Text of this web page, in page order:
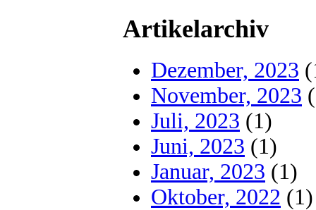
Artikelarchiv
Dezember, 2023
November, 2023
Juli, 2023 (1)
Juni, 2023 (1)
Januar, 2023 (1)
Oktober, 2022 (1)